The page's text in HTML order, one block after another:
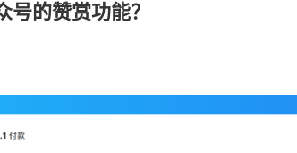
号的赞赏功能？